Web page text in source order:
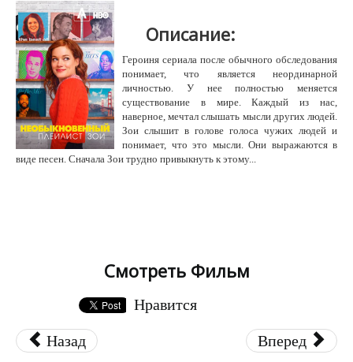
Описание:
Героиня сериала после обычного обследования
понимает, что является неординарной
личностью. У нее полностью меняется
существование в мире. Каждый из нас,
наверное, мечтал слышать мысли других людей.
Зои слышит в голове голоса чужих людей и
понимает, что это мысли. Они выражаются в
виде песен. Сначала Зои трудно привыкнуть к этому...
Смотреть Фильм
Нравится
Назад Вперед